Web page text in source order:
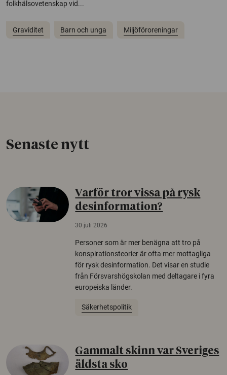
folkhälsovetenskap vid...
Graviditet Barn och unga Miljöföroreningar
Senaste nytt
Varför tror vissa på rysk
desinformation?
30 juli 2026
Personer som är mer benägna att tro på
konspirationsteorier är ofta mer mottagliga
för rysk desinformation. Det visar en studie
från Försvarshögskolan med deltagare i fyra
europeiska länder.
Säkerhetspolitik
Gammalt skinn var Sveriges
äldsta sko